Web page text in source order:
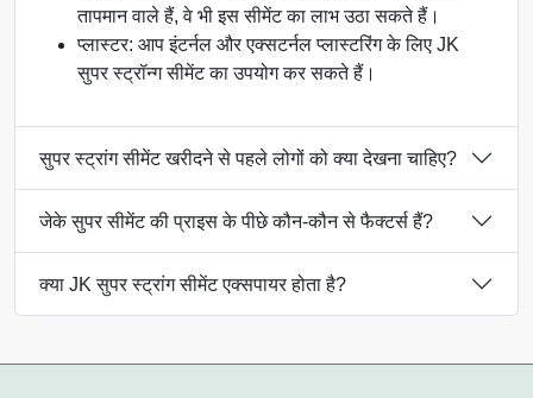
तापमान वाले हैं, वे भी इस सीमेंट का लाभ उठा सकते हैं।
प्लास्टर: आप इंटर्नल और एक्सटर्नल प्लास्टरिंग के लिए JK
सुपर स्ट्रॉन्ग सीमेंट का उपयोग कर सकते हैं।
सुपर स्ट्रांग सीमेंट खरीदने से पहले लोगों को क्या देखना चाहिए?
जेके सुपर सीमेंट की प्राइस के पीछे कौन-कौन से फैक्टर्स हैं?
क्या JK सुपर स्ट्रांग सीमेंट एक्सपायर होता है?